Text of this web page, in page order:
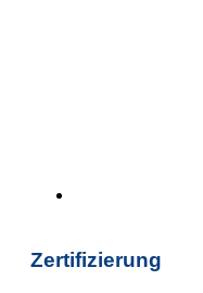
Zertifizierung